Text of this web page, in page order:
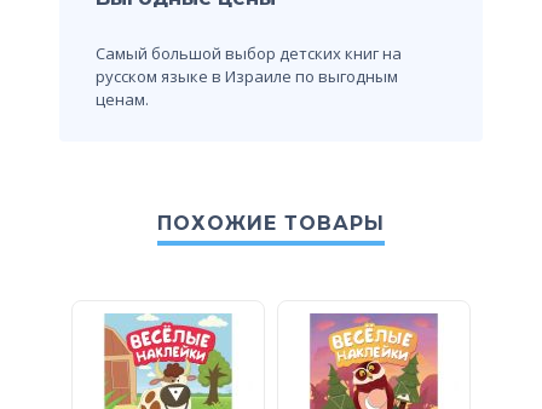
Самый большой выбор детских книг на
русском языке в Израиле по выгодным
ценам.
ПОХОЖИЕ ТОВАРЫ